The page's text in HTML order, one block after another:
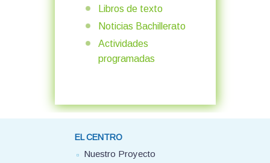
Libros de texto
Noticias Bachillerato
Actividades
programadas
EL CENTRO
Nuestro Proyecto